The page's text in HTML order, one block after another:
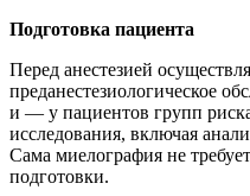
Подготовка пациента
Перед анестезией
преданестезиологическое
и — у пациентов групп
исследования, включая
Сама миелография не
подготовки.